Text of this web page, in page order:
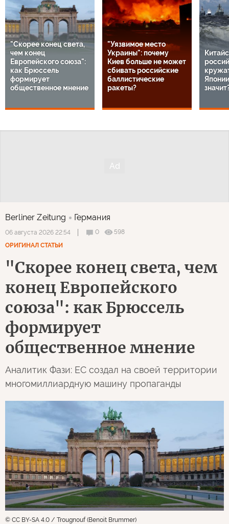
"Скорее конец света,
чем конец
Европейского союза":
как Брюссель
формирует
общественное мнение
"Уязвимое место
Украины": почему
Киев больше не может
сбивать российские
баллистические
ракеты?
Berliner Zeitung Германия
06 августа 2026 22:54 0
598
ОРИГИНАЛ СТАТЬИ
"Скорее конец света, чем
конец Европейского
союза": как Брюссель
формирует
общественное мнение
Аналитик Фази: ЕС создал на своей территории
многомиллиардную машину пропаганды
© CC BY-SA 4.0 / Trougnouf (Benoit Brummer)